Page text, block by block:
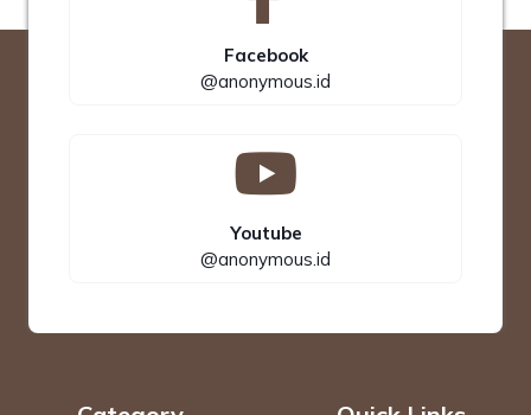
Facebook
@anonymous.id
Youtube
@anonymous.id